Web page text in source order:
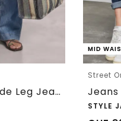
Mid Waist Wide Leg Jeans im Loose Fit
MID
Street
STYLE